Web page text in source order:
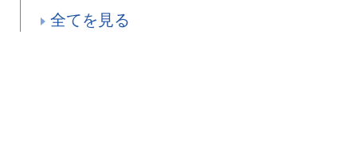
全てを見る